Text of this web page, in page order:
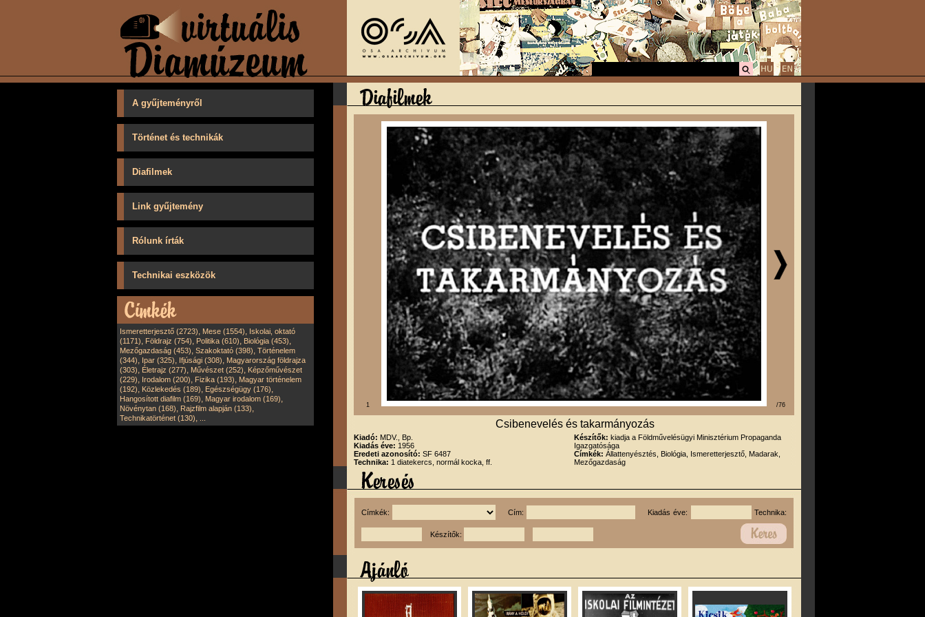
A gyűjteményről
Történet és technikák
Diafilmek
Link gyűjtemény
Rólunk írták
Technikai eszközök
Ismeretterjesztő (2723), Mese (1554), Iskolai, oktató
(1171), Földrajz (754), Politika (610), Biológia (453),
Mezőgazdaság (453), Szakoktató (398), Történelem
(344), Ipar (325), Ifjúsági (308), Magyarország földrajza
(303), Életrajz (277), Művészet (252), Képzőművészet
(229), Irodalom (200), Fizika (193), Magyar történelem
(192), Közlekedés (189), Egészségügy (176),
Hangosított diafilm (169), Magyar irodalom (169),
Növénytan (168), Rajzfilm alapján (133),
Technikatörténet (130),
1 /76
Csibenevelés és takarmányozás
Kiadó: MDV., Bp.
Kiadás éve: 1956
Eredeti azonosító: SF 6487
Technika: 1 diatekercs, normál kocka, ff.
Készítők: kiadja a Földművelésügyi Minisztérium Propaganda
Igazgatósága
Címkék: Állattenyésztés, Biológia, Ismeretterjesztő, Madarak,
Mezőgazdaság
Címkék: Cím: Kiadás éve: Technika:
Készítők: